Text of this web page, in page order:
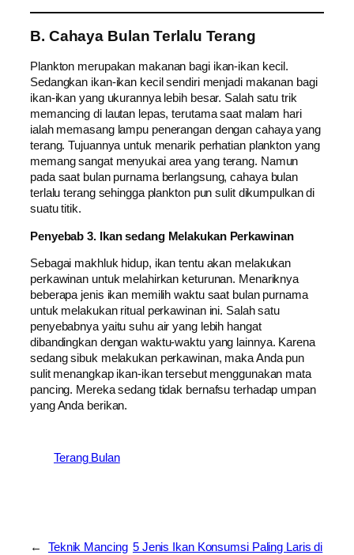
B. Cahaya Bulan Terlalu Terang
Plankton merupakan makanan bagi ikan-ikan kecil.
Sedangkan ikan-ikan kecil sendiri menjadi makanan bagi
ikan-ikan yang ukurannya lebih besar. Salah satu trik
memancing di lautan lepas, terutama saat malam hari
ialah memasang lampu penerangan dengan cahaya yang
terang. Tujuannya untuk menarik perhatian plankton yang
memang sangat menyukai area yang terang. Namun
pada saat bulan purnama berlangsung, cahaya bulan
terlalu terang sehingga plankton pun sulit dikumpulkan di
suatu titik.
Penyebab 3. Ikan sedang Melakukan Perkawinan
Sebagai makhluk hidup, ikan tentu akan melakukan
perkawinan untuk melahirkan keturunan. Menariknya
beberapa jenis ikan memilih waktu saat bulan purnama
untuk melakukan ritual perkawinan ini. Salah satu
penyebabnya yaitu suhu air yang lebih hangat
dibandingkan dengan waktu-waktu yang lainnya. Karena
sedang sibuk melakukan perkawinan, maka Anda pun
sulit menangkap ikan-ikan tersebut menggunakan mata
pancing. Mereka sedang tidak bernafsu terhadap umpan
yang Anda berikan.
Terang Bulan
←
Teknik Mancing 5 Jenis Ikan Konsumsi Paling Laris di